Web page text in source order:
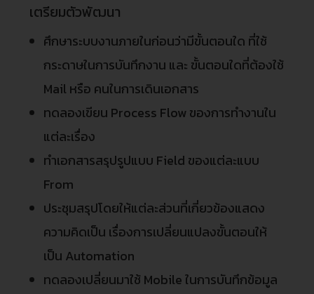
เตรียมตัวพัฒนา
ศึกษาระบบงานภายในก่อนว่ามีขั้นตอนใด ที่ใช้
กระดาษในการบันทึกงาน และ ขั้นตอนใดที่ต้องใช้
Mail หรือ คนในการเดินเอกสาร
ทดลองเขียน Process Flow ของการทำงานใน
แต่ละเรื่อง
ทำเอกสารสรุปรูปแบบ Field ของแต่ละแบบ
From
ประชุมสรุปโดยให้แต่ละส่วนที่เกี่ยวข้องแสดง
ความคิดเป็น เรื่องการเปลี่ยนแปลงขั้นตอนให้
เป็น Automation
ทดลองเปลี่ยนมาใช้ Mobile ในการบันทึกข้อมูล